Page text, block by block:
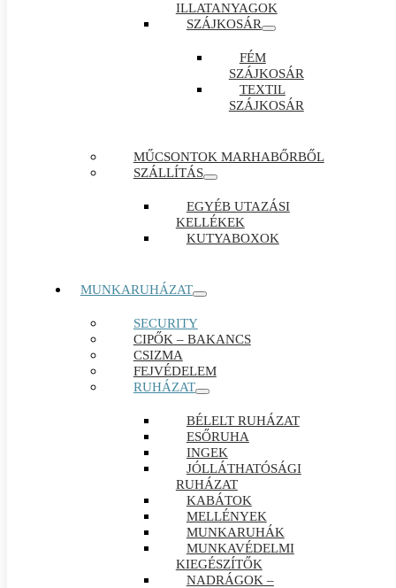
ILLATANYAGOK
SZÁJKOSÁR
FÉM
SZÁJKOSÁR
TEXTIL
SZÁJKOSÁR
MŰCSONTOK MARHABŐRBŐL
SZÁLLÍTÁS
EGYÉB UTAZÁSI
KELLÉKEK
KUTYABOXOK
MUNKARUHÁZAT
SECURITY
CIPŐK – BAKANCS
CSIZMA
FEJVÉDELEM
RUHÁZAT
BÉLELT RUHÁZAT
ESŐRUHA
INGEK
JÓLLÁTHATÓSÁGI
RUHÁZAT
KABÁTOK
MELLÉNYEK
MUNKARUHÁK
MUNKAVÉDELMI
KIEGÉSZÍTŐK
NADRÁGOK –